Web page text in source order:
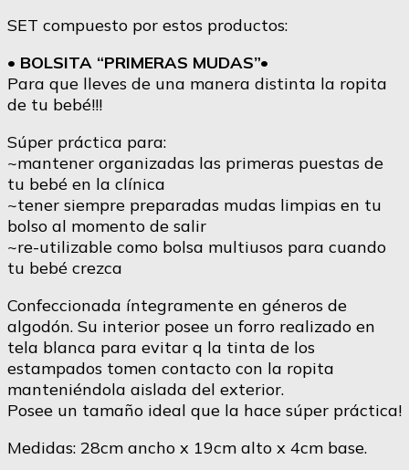
"Ropa
cantidad
SET compuesto por estos productos:
• BOLSITA “PRIMERAS MUDAS”•
Para que lleves de una manera distinta la ropita
de tu bebé!!!
Súper práctica para:
~mantener organizadas las primeras puestas de
tu bebé en la clínica
~tener siempre preparadas mudas limpias en tu
bolso al momento de salir
~re-utilizable como bolsa multiusos para cuando
tu bebé crezca
Confeccionada íntegramente en géneros de
algodón. Su interior posee un forro realizado en
tela blanca para evitar q la tinta de los
estampados tomen contacto con la ropita
manteniéndola aislada del exterior.
Posee un tamaño ideal que la hace súper práctica!
Medidas: 28cm ancho x 19cm alto x 4cm base.